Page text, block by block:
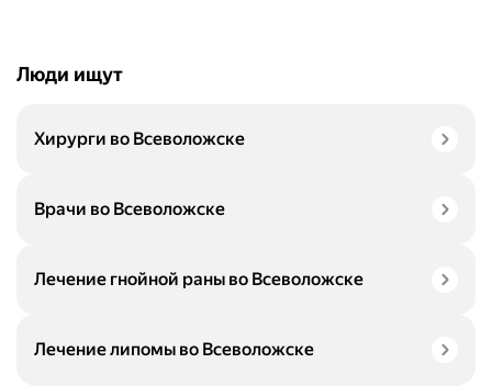
Люди ищут
Хирурги во Всеволожске
Врачи во Всеволожске
Лечение гнойной раны во Всеволожске
Лечение липомы во Всеволожске